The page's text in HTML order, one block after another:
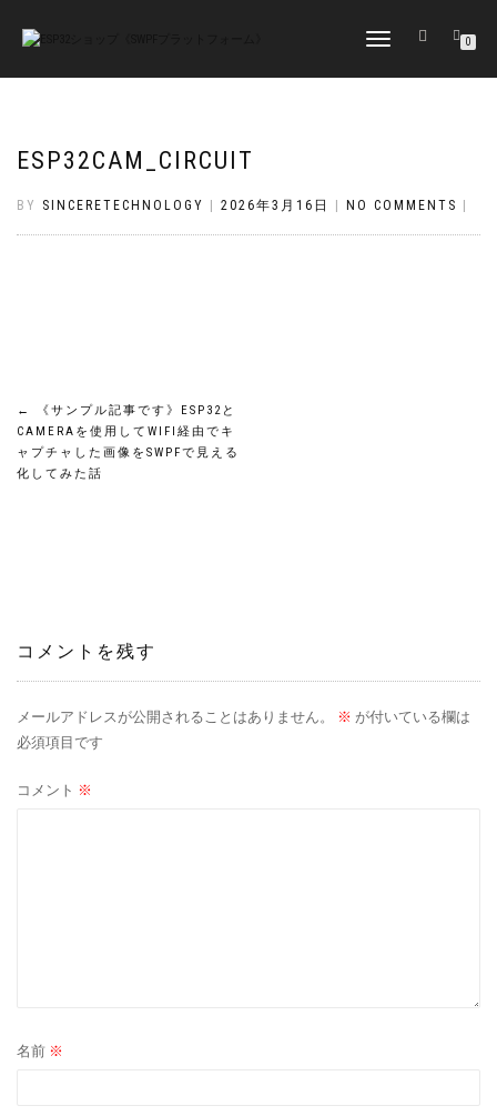
TOGGLE
0
ESP32CAM_CIRCUIT
BY SINCERETECHNOLOGY 2026年3月16日 NO COMMENTS
投
稿
ー
シ
ョ
ン
←
《サンプル記事です》ESP32と
CAMERAを使用してWIFI経由でキ
ャプチャした画像をSWPFで見える
化してみた話
コメントを残す
メールアドレスが公開されることはありません。 ※ が付いている欄は
必須項目です
コメント ※
名前 ※